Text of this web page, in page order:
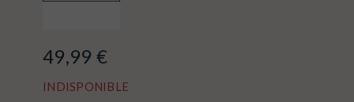
49,99 €
INDISPONIBLE